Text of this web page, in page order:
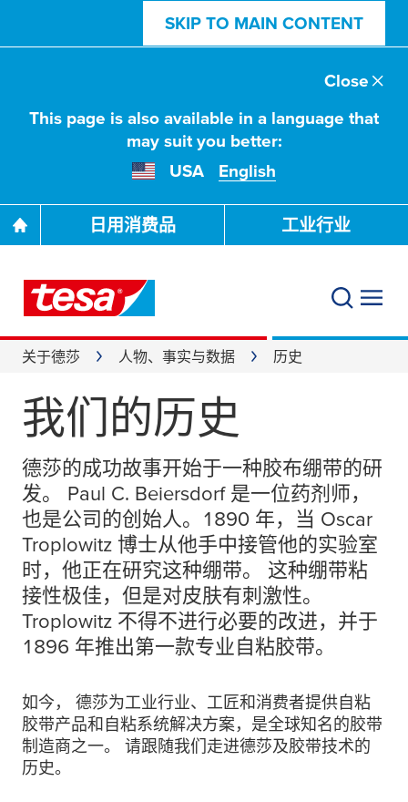
SKIP TO MAIN CONTENT
This page is also available in a language that
may suit you better:
USA
English
Close
日用消费品 工业行业
关于德莎 人物、事实与数据 历史
我们的历史
德莎的成功故事开始于一种胶布绷带的研
发。 Paul C. Beiersdorf 是一位药剂师，
也是公司的创始人。1890 年，当 Oscar
Troplowitz 博士从他手中接管他的实验室
时，他正在研究这种绷带。 这种绷带粘
接性极佳，但是对皮肤有刺激性。
Troplowitz 不得不进行必要的改进，并于
1896 年推出第一款专业自粘胶带。
如今， 德莎为工业行业、工匠和消费者提供自粘
胶带产品和自粘系统解决方案，是全球知名的胶带
制造商之一。 请跟随我们走进德莎及胶带技术的
历史。